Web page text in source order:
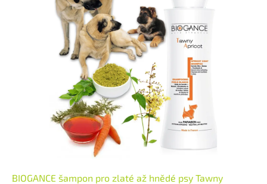
BIOGANCE šampon pro zlaté až hnědé psy Tawny